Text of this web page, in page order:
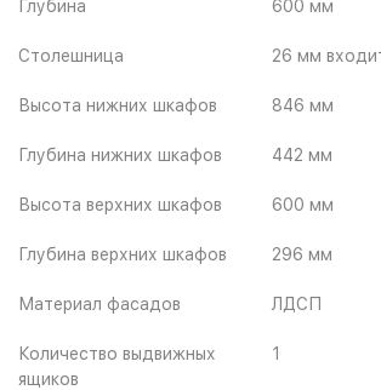
Глубина 600 мм
Столешница 26 мм
Высота нижних шкафов 846 мм
Глубина нижних шкафов 442 мм
Высота верхних шкафов 600 мм
Глубина верхних шкафов 296 мм
Материал фасадов ЛДСП
Количество выдвижных
ящиков
1